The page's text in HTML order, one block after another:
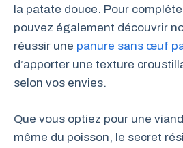
la patate douce. Pour
pouvez également découvrir
réussir une panure sans œuf
d’apporter une texture
selon vos envies.
Que vous optiez pour une
même du poisson, le secret